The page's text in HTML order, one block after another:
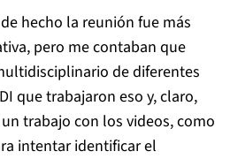
hecho la reunión fue más
pero me contaban que
de diferentes
que trabajaron eso y, claro,
trabajo con los videos, como
intentar identificar el